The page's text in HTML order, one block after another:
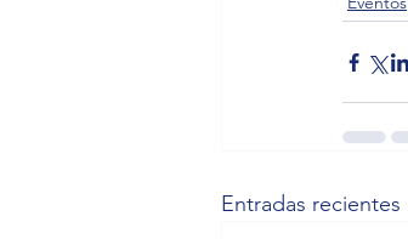
Entradas recientes